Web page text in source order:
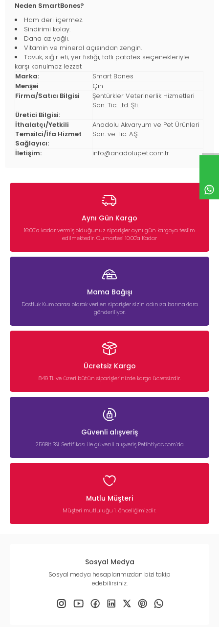
Neden SmartBones?
Ham deri içermez.
Sindirimi kolay.
Daha az yağlı.
Vitamin ve mineral açısından zengin.
Tavuk, sığır eti, yer fıstığı, tatlı patates seçenekleriyle
karşı konulmaz lezzet
Marka:
Smart Bones
Menşei
Çin
Firma/Satıcı Bilgisi
Şentürkler Veterinerlik Hizmetleri
San. Tic. Ltd. Şti.
Üretici Bilgisi:
İthalatçı/Yetkili
Temsilci/İfa Hizmet
Sağlayıcı:
Anadolu Akvaryum ve Pet Ürünleri
San. ve Tic. A.Ş.
İletişim: info@anadolupet.com.tr
Aynı Gün Kargo
16:00’a kadar vermiş olduğunuz siparişler aynı gün kargoya teslim
edilmektedir. Cumartesi 10:00'a Kadar
Mama Bağışı
Dostluk Kumbarası olarak verilen siparişler sizin adınıza barınaklara
gönderiliyor.
Ücretsiz Kargo
849 TL ve üzeri bütün siparişlerinizde kargo ücretsizdir.
Güvenli alışveriş
256Bit SSL Sertifikası ile güvenli alışveriş Petihtiyac.com’da
Mutlu Müşteri
Müşteri mutluluğu 1. önceliğimizdir.
Sosyal Medya
Sosyal medya hesaplarımızdan bizi takip
edebilirsiniz.